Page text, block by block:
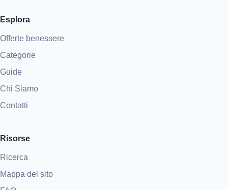
Esplora
Offerte benessere
Categorie
Guide
Chi Siamo
Contatti
Risorse
Ricerca
Mappa del sito